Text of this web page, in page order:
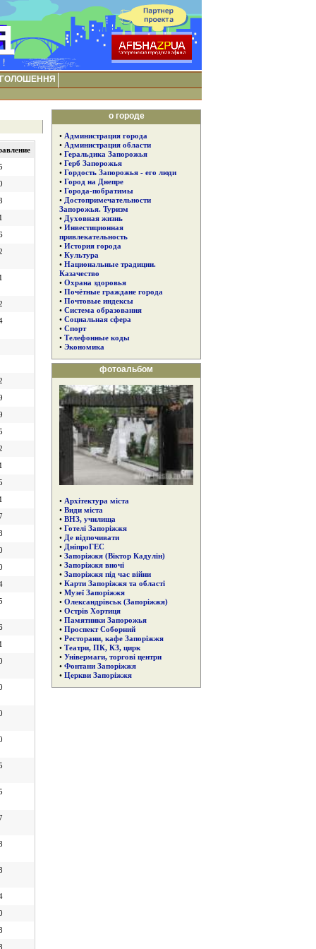
о городе
• Администрация города
• Администрация области
• Геральдика Запорожья
• Герб Запорожья
• Гордость Запорожья - его люди
• Город на Днепре
• Города-побратимы
• Достопримечательности
Запорожья. Туризм
• Духовная жизнь
• Инвестиционная
привлекательность
• История города
• Культура
• Национальные традиции.
Казачество
• Охрана здоровья
• Почётные граждане города
• Почтовые индексы
• Система образования
• Социальная сфера
• Спорт
• Телефонные коды
• Экономика
фотоальбом
• Архітектура міста
• Види міста
• ВНЗ, училища
• Готелі Запоріжжя
• Де відпочивати
• ДніпроГЕС
• Запоріжжя (Віктор Кадулін)
• Запоріжжя вночі
• Запоріжжя під час війни
• Карти Запоріжжя та області
• Музеї Запоріжжя
• Олександрівськ (Запоріжжя)
• Острів Хортиця
• Памятники Запорожья
• Проспект Соборний
• Ресторани, кафе Запоріжжя
• Театри, ПК, КЗ, цирк
• Універмаги, торгові центри
• Фонтани Запоріжжя
• Церкви Запоріжжя